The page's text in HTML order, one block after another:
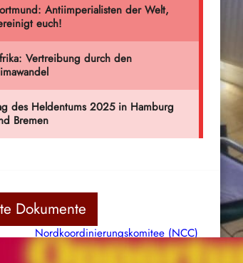
Dokumente
Nordkoordinierungskomitee (NCC)
der Kommunistischen Partei Indiens